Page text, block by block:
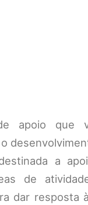
apoio que
a
de
dar resposta